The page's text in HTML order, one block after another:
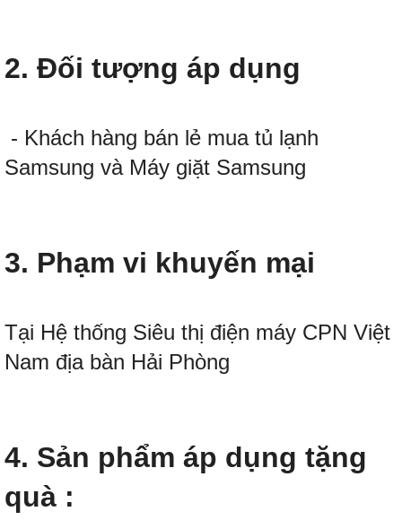
2. Đối tượng áp dụng
- Khách hàng bán lẻ mua tủ lạnh
Samsung và Máy giặt Samsung
3. Phạm vi khuyến mại
Tại Hệ thống Siêu thị điện máy CPN Việt
Nam địa bàn Hải Phòng
4. Sản phẩm áp dụng tặng
quà :